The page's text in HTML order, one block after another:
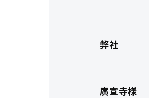
弊社
廣宣寺様